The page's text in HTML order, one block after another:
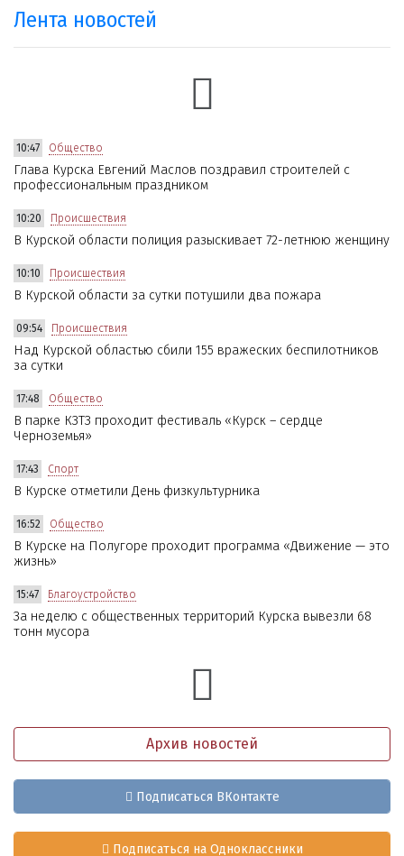
Лента новостей
10:47 Общество
Глава Курска Евгений Маслов поздравил строителей с
профессиональным праздником
10:20 Происшествия
В Курской области полиция разыскивает 72-летнюю женщину
10:10 Происшествия
В Курской области за сутки потушили два пожара
09:54 Происшествия
Над Курской областью сбили 155 вражеских беспилотников
за сутки
17:48 Общество
В парке КЗТЗ проходит фестиваль «Курск – сердце
Черноземья»
17:43 Спорт
В Курске отметили День физкультурника
16:52 Общество
В Курске на Полугоре проходит программа «Движение — это
жизнь»
15:47 Благоустройство
За неделю с общественных территорий Курска вывезли 68
тонн мусора
Архив новостей
Подписаться ВКонтакте
Подписаться на Одноклассники